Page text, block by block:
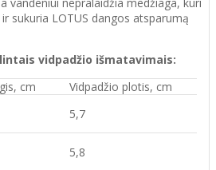
sukuria LOTUS dangos atsparumą
vidpadžio išmatavimais:
cm
Vidpadžio plotis, cm
5,7
5,8